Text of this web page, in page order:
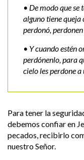
• De modo que se
alguno tiene queja
perdonó,
• Y cuando estén
perdónenlo, para
cielo les perdone a
Para tener la
debemos confiar en
pecados, recibirlo
nuestro Señor.